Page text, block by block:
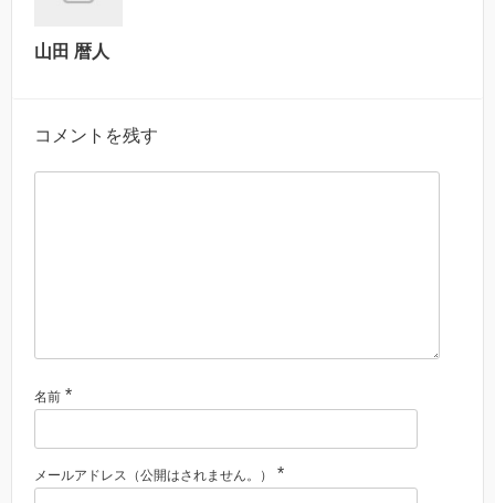
山田 暦人
コメントを残す
名前 *
メールアドレス（公開はされません。） *